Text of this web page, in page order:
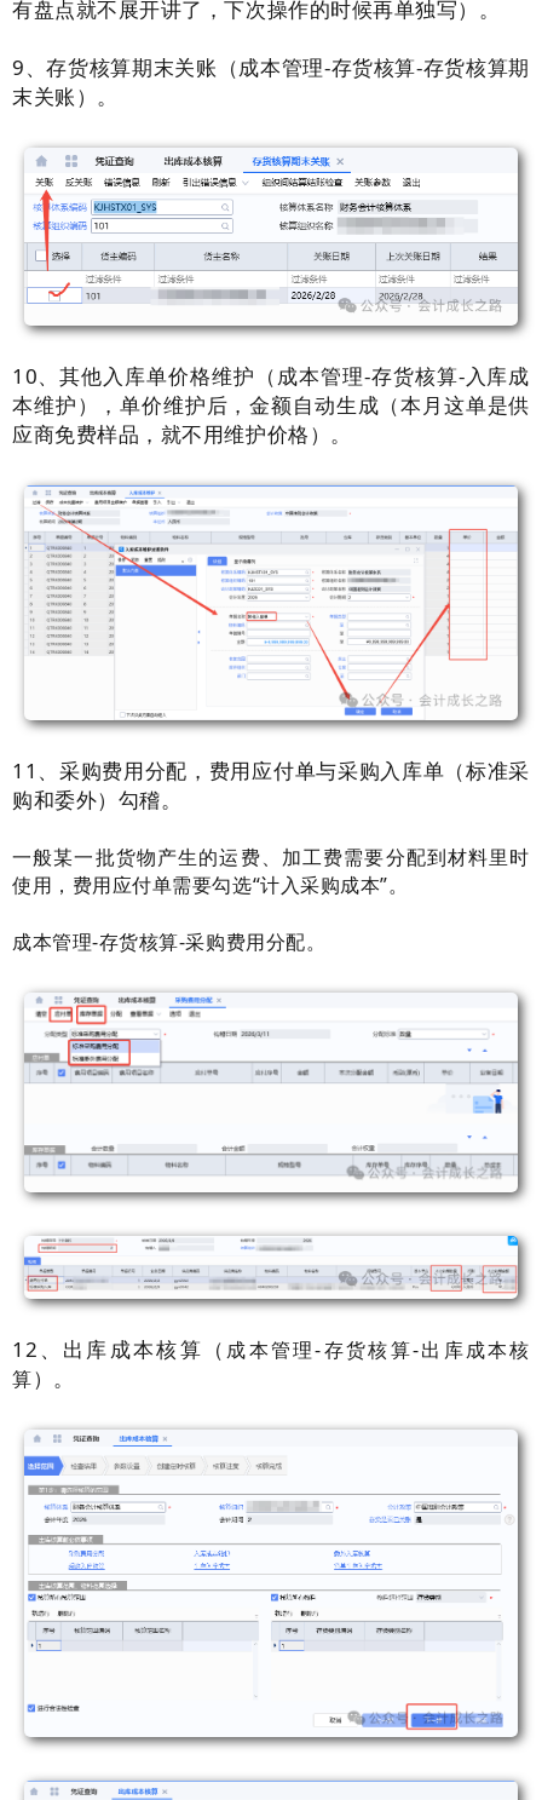
有盘点就不展开讲了，下次操作的时候再单独写）。
9、存货核算期末关账（成本管理-存货核算-存货核算期
末关账）。
10、其他入库单价格维护（成本管理-存货核算-入库成
本维护），单价维护后，金额自动生成（本月这单是供
应商免费样品，就不用维护价格）。
11、采购费用分配，费用应付单与采购入库单（标准采
购和委外）勾稽。
一般某一批货物产生的运费、加工费需要分配到材料里时
使用，费用应付单需要勾选“计入采购成本”。
成本管理-存货核算-采购费用分配。
12、出库成本核算（成本管理-存货核算-出库成本核
算）。